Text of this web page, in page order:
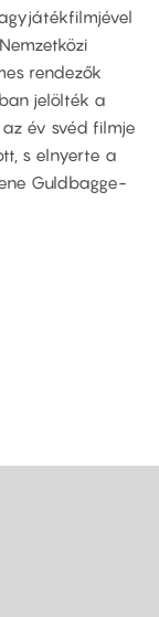
rendezők
jelölték a
év svéd filmje
s elnyerte a
Guldbagge-